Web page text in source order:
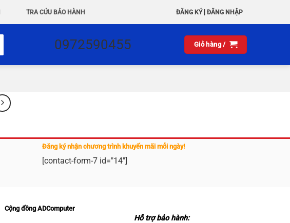
TRA CỨU BẢO HÀNH ĐĂNG KÝ| ĐĂNG NHẬP
0972590455 Giỏ hàng /
Đăng ký nhận chương trình khuyến mãi mỗi ngày!
[contact-form-7 id="14"]
Cộng đồng ADComputer
Hỗ trợ bảo hành: